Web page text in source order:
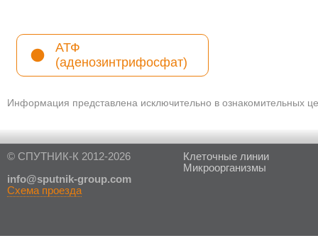
АТФ
(аденозинтрифосфат)
Информация представлена исключительно в ознакомительных
© СПУТНИК-К 2012-2026
info@sputnik-group.com
Схема проезда
Клеточные линии
Микроорганизмы